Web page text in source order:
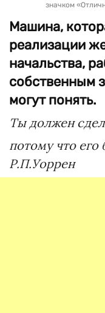
значком
Машина,
реализации
начальства,
собственным
могут понять.
Ты должен
потому что его
Р.П.Уоррен